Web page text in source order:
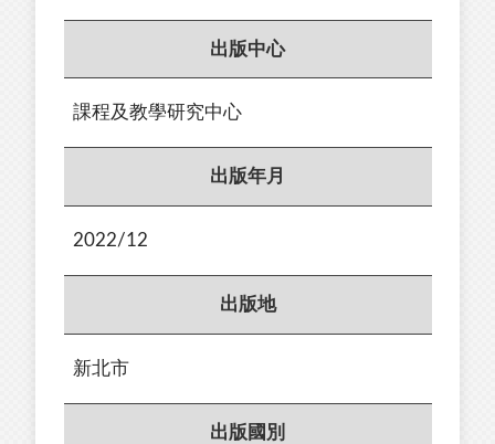
出版中心
課程及教學研究中心
出版年月
2022/12
出版地
新北市
出版國別